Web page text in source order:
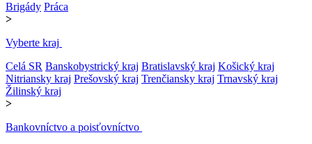
Brigády Práca
>
Vyberte kraj
Celá SR Banskobystrický kraj Bratislavský kraj Košický kraj
Nitriansky kraj Prešovský kraj Trenčiansky kraj Trnavský kraj
Žilinský kraj
>
Bankovníctvo a poisťovníctvo